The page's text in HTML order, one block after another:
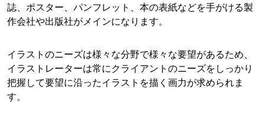
誌、ポスター、パンフレット、本の表紙などを手がける製
作会社や出版社がメインになります。
イラストのニーズは様々な分野で様々な要望があるため、
イラストレーターは常にクライアントのニーズをしっかり
把握して要望に沿ったイラストを描く画力が求められま
す。